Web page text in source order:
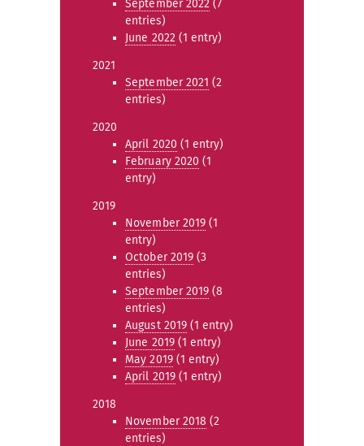
September 2022 (7
entries)
June 2022 (1 entry)
2021
September 2021 (2
entries)
2020
April 2020 (1 entry)
February 2020 (1
entry)
2019
November 2019 (1
entry)
October 2019 (3
entries)
September 2019 (8
entries)
August 2019 (1 entry)
June 2019(1 entry)
May 2019(1 entry)
April 2019 (1 entry)
2018
November 2018 (2
entries)